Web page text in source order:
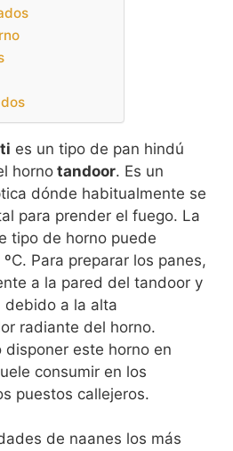
es un tipo de pan hindú
horno tandoor. Es un
dónde habitualmente se
para prender el fuego. La
tipo de horno puede
Para preparar los panes,
a la pared del tandoor y
debido a la alta
radiante del horno.
disponer este horno en
consumir en los
puestos callejeros.
de naanes los más